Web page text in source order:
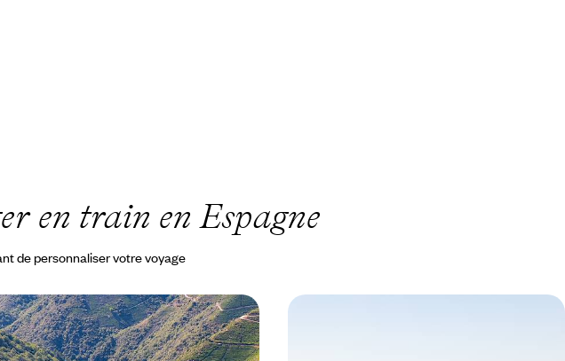
en train en Espagne
de personnaliser votre voyage
Castille-et-León et Pays
- Le Nord-ouest espagnol en